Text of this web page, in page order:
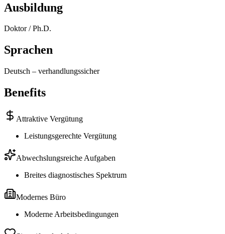
Ausbildung
Doktor / Ph.D.
Sprachen
Deutsch – verhandlungssicher
Benefits
Attraktive Vergütung
Leistungsgerechte Vergütung
Abwechslungsreiche Aufgaben
Breites diagnostisches Spektrum
Modernes Büro
Moderne Arbeitsbedingungen